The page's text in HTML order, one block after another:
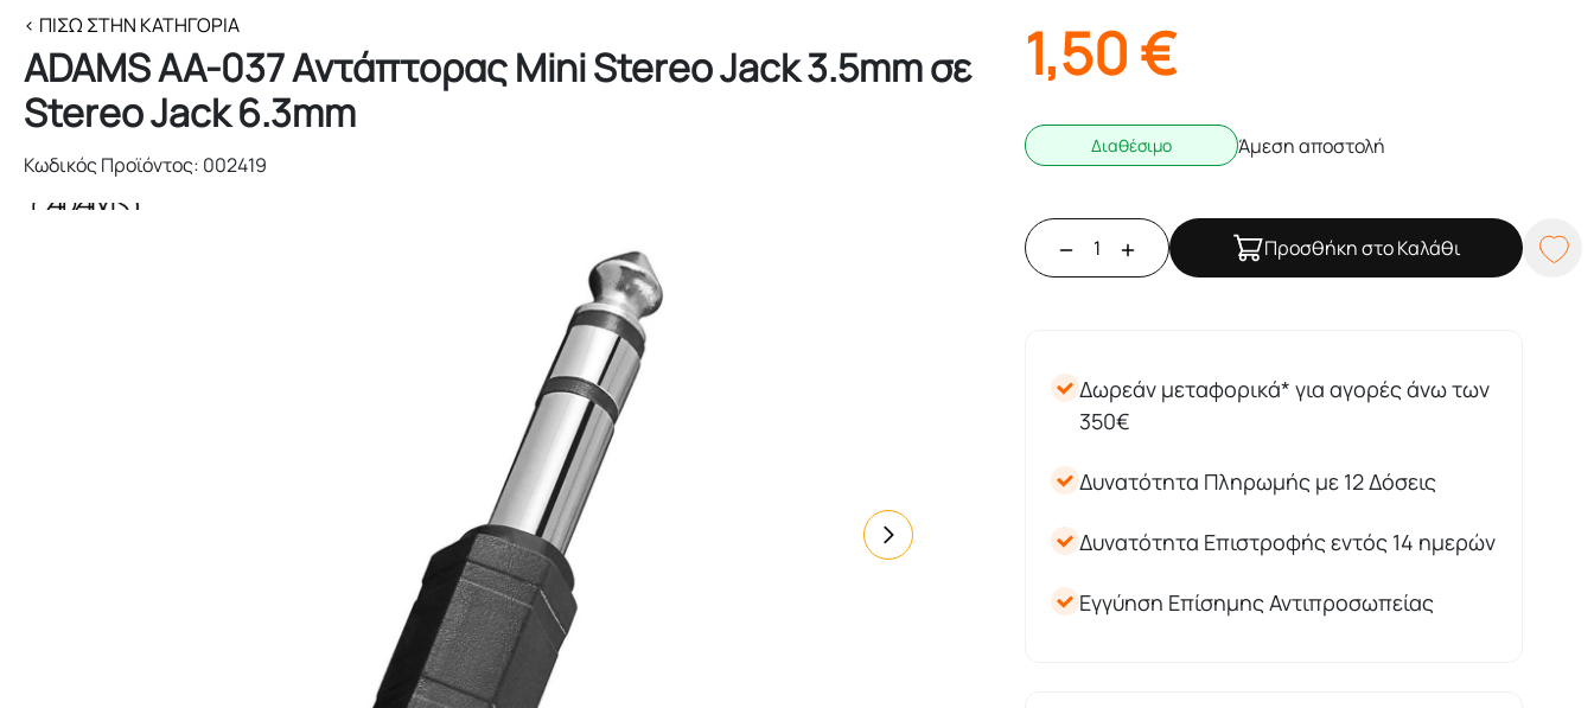
< ΠΊΣΩ ΣΤΗΝ ΚΑΤΗΓΟΡΊΑ
ADAMS AA-037 Αντάπτορας Mini Stereo Jack 3.5mm σε
Stereo Jack 6.3mm
Κωδικός Προϊόντος: 002419
1,50€
Διαθέσιμο Άμεση αποστολή
Προσθήκη στο Καλάθι
Δωρεάν μεταφορικά* για αγορές άνω των
350€
Δυνατότητα Πληρωμής με 12 Δόσεις
Δυνατότητα Επιστροφής εντός 14 ημερών
Εγγύηση Επίσημης Αντιπροσωπείας